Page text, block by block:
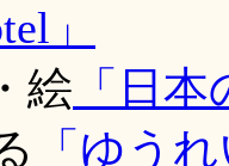
」
絵 「日
「ゆう